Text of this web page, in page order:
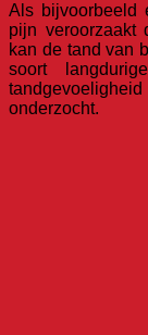
Als bijvoorbeeld
pijn veroorzaakt
kan de tand van
soort
onderzocht.